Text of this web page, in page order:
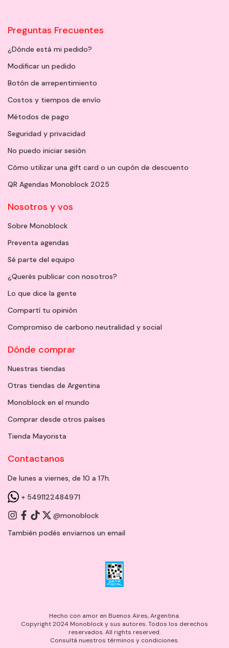
Preguntas Frecuentes
¿Dónde está mi pedido?
Modificar un pedido
Botón de arrepentimiento
Costos y tiempos de envío
Métodos de pago
Seguridad y privacidad
No puedo iniciar sesión
Cómo utilizar una gift card o un cupón de descuento
QR Agendas Monoblock 2025
Nosotros y vos
Sobre Monoblock
Preventa agendas
Sé parte del equipo
¿Querés publicar con nosotros?
Lo que dice la gente
Compartí tu opinión
Compromiso de carbono neutralidad y social
Dónde comprar
Nuestras tiendas
Otras tiendas de Argentina
Monoblock en el mundo
Comprar desde otros países
Tienda Mayorista
Contactanos
De lunes a viernes, de 10 a 17h.
+ 5491122484971
@monoblock
También podés enviarnos un email
Hecho con amor en Buenos Aires, Argentina.
Copyright 2024 Monoblock y sus autores. Todos los derechos
reservados. All rights reserved.
Consultá nuestros términos y condiciones.